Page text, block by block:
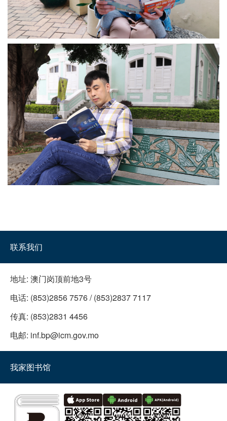
联系我们
地址: 澳门岗顶前地3号
电话: (853)2856 7576 / (853)2837 7117
传真: (853)2831 4456
电邮: inf.bp@icm.gov.mo
我家图书馆